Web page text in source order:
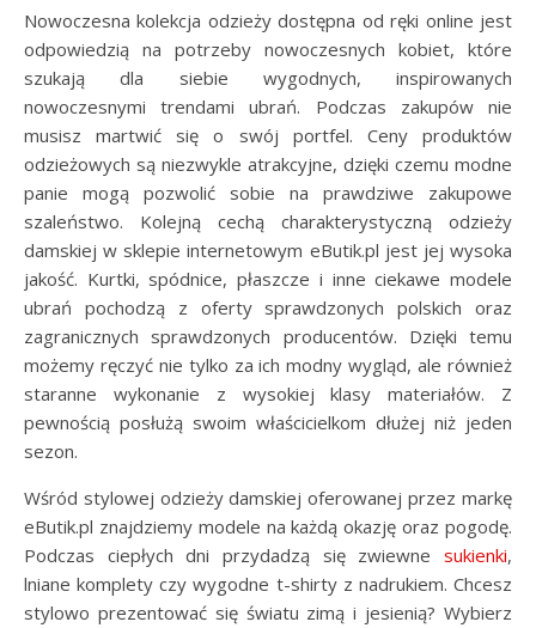
Nowoczesna kolekcja odzieży dostępna od ręki online jest
odpowiedzią na potrzeby nowoczesnych kobiet, które
szukają dla siebie wygodnych, inspirowanych
nowoczesnymi trendami ubrań. Podczas zakupów nie
musisz martwić się o swój portfel. Ceny produktów
odzieżowych są niezwykle atrakcyjne, dzięki czemu modne
panie mogą pozwolić sobie na prawdziwe zakupowe
szaleństwo. Kolejną cechą charakterystyczną odzieży
damskiej w sklepie internetowym eButik.pl jest jej wysoka
jakość. Kurtki, spódnice, płaszcze i inne ciekawe modele
ubrań pochodzą z oferty sprawdzonych polskich oraz
zagranicznych sprawdzonych producentów. Dzięki temu
możemy ręczyć nie tylko za ich modny wygląd, ale również
staranne wykonanie z wysokiej klasy materiałów. Z
pewnością posłużą swoim właścicielkom dłużej niż jeden
sezon.
Wśród stylowej odzieży damskiej oferowanej przez markę
eButik.pl znajdziemy modele na każdą okazję oraz pogodę.
Podczas ciepłych dni przydadzą się zwiewne sukienki,
lniane komplety czy wygodne t-shirty z nadrukiem. Chcesz
stylowo prezentować się światu zimą i jesienią? Wybierz